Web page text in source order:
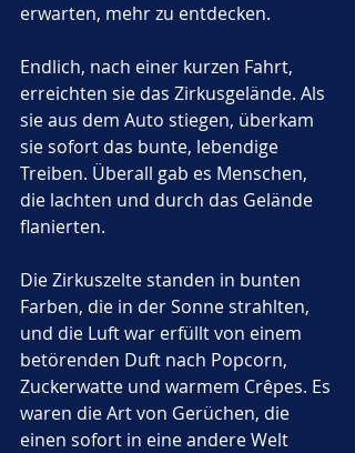
erwarten, mehr zu entdecken.
Endlich, nach einer kurzen Fahrt,
erreichten sie das Zirkusgelände. Als
sie aus dem Auto stiegen, überkam
sie sofort das bunte, lebendige
Treiben. Überall gab es Menschen,
die lachten und durch das Gelände
flanierten.
Die Zirkuszelte standen in bunten
Farben, die in der Sonne strahlten,
und die Luft war erfüllt von einem
betörenden Duft nach Popcorn,
Zuckerwatte und warmem Crêpes. Es
waren die Art von Gerüchen, die
einen sofort in eine andere Welt